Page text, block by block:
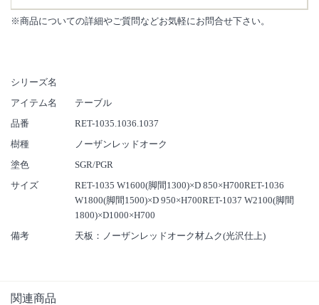
※商品についての詳細やご質問などお気軽にお問合せ下さい。
シリーズ名
アイテム名
テーブル
品番
RET-1035.1036.1037
樹種
ノーザンレッドオーク
塗色
SGR/PGR
サイズ
RET-1035 W1600(脚間1300)×D 850×H700RET-1036
W1800(脚間1500)×D 950×H700RET-1037 W2100(脚間
1800)×D1000×H700
備考
天板：ノーザンレッドオーク材ムク(光沢仕上)
関連商品